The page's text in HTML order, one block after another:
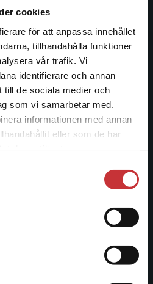
cookies
för att anpassa innehållet
tillhandahålla funktioner
vår trafik. Vi
identifierare och annan
till de sociala medier och
som vi samarbetar med.
informationen med annan
eller som de har
fraktregion
besöker
en enhet utanför Sverige.
utanför Sverige. För
måste